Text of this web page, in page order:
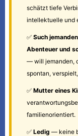
schätzt tiefe
intellektuelle und
✅ Such
Abenteuer und
— will jemanden,
spontan,
✅ Mutter eines
familienorientiert.
✅ Ledig — keine